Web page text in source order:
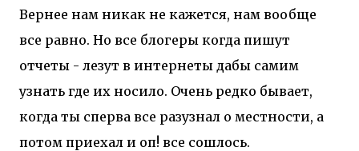
Вернее нам никак не кажется, нам вообще
все равно. Но все блогеры когда пишут
отчеты - лезут в интернеты дабы самим
узнать где их носило. Очень редко бывает,
когда ты сперва все разузнал о местности, а
потом приехал и оп! все сошлось.